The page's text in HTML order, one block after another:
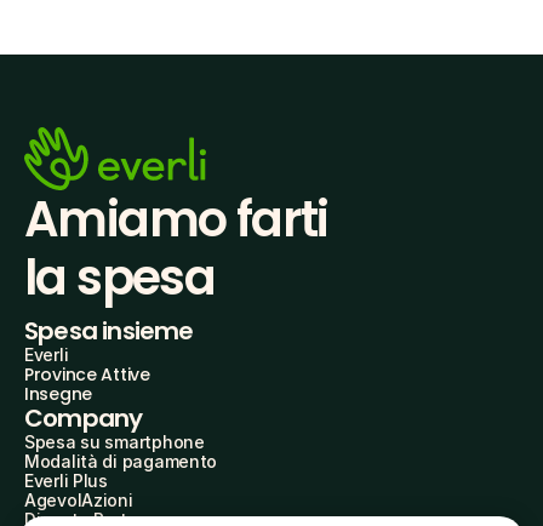
Amiamo farti
la spesa
Spesa insieme
Everli
Province Attive
Insegne
Company
Spesa su smartphone
Modalità di pagamento
Everli Plus
AgevolAzioni
Diventa Partner